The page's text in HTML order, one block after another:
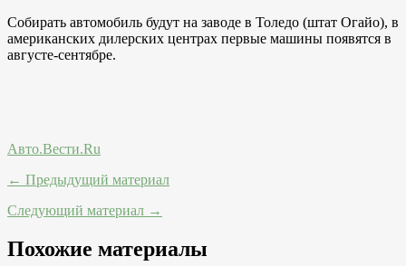
Собирать автомобиль будут на заводе в Толедо (штат Огайо), в
американских дилерских центрах первые машины появятся в
августе-сентябре.
Авто.Вести.Ru
← Предыдущий материал
Следующий материал →
Похожие материалы